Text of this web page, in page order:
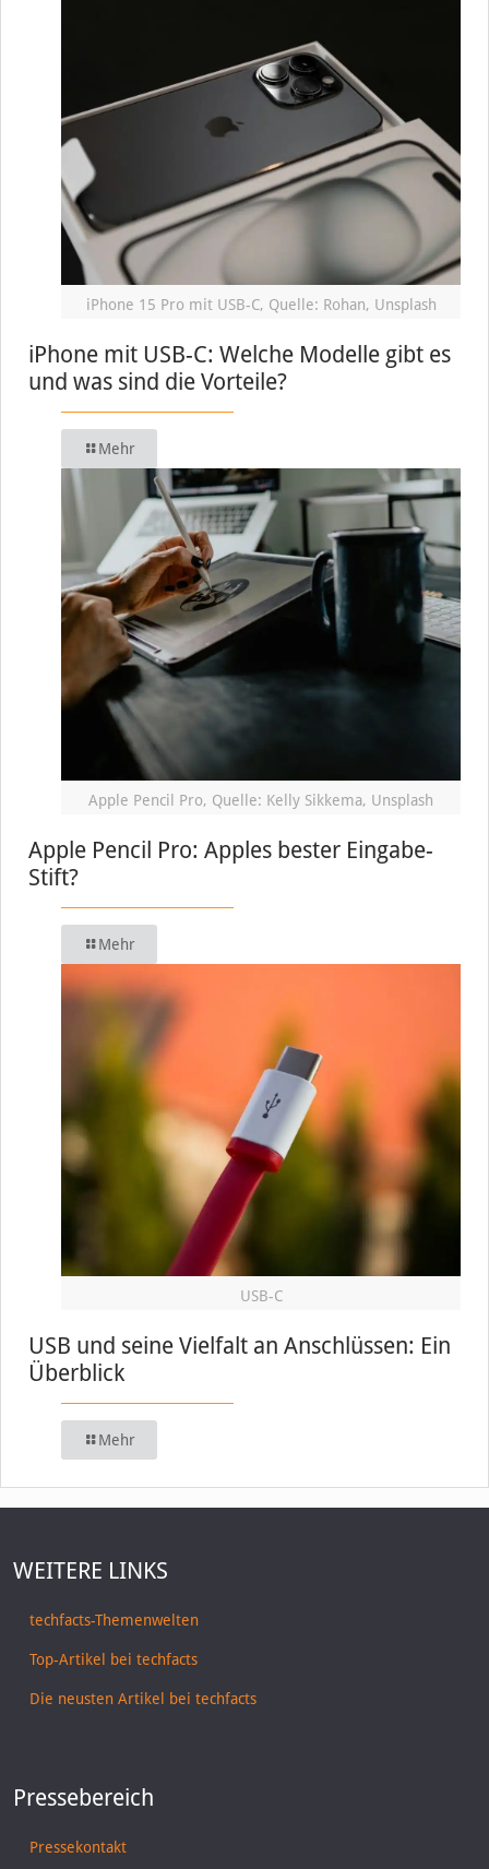
iPhone 15 Pro mit USB-C, Quelle: Rohan, Unsplash
iPhone mit USB-C: Welche Modelle gibt es
und was sind die Vorteile?
Mehr
Apple Pencil Pro, Quelle: Kelly Sikkema, Unsplash
Apple Pencil Pro: Apples bester Eingabe-
Stift?
Mehr
USB-C
USB und seine Vielfalt an Anschlüssen: Ein
Überblick
Mehr
WEITERE LINKS
techfacts-Themenwelten
Top-Artikel bei techfacts
Die neusten Artikel bei techfacts
Pressebereich
Pressekontakt